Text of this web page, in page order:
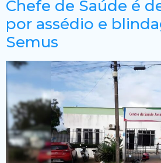
Chefe de Saúde é
por assédio e
Semus